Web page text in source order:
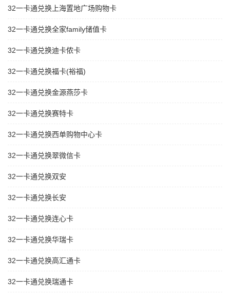
32一卡通兑换上海置地广场购物卡
32一卡通兑换全家family储值卡
32一卡通兑换迪卡侬卡
32一卡通兑换福卡(裕福)
32一卡通兑换金源燕莎卡
32一卡通兑换赛特卡
32一卡通兑换西单购物中心卡
32一卡通兑换翠微信卡
32一卡通兑换双安
32一卡通兑换长安
32一卡通兑换连心卡
32一卡通兑换华瑞卡
32一卡通兑换高汇通卡
32一卡通兑换瑞通卡